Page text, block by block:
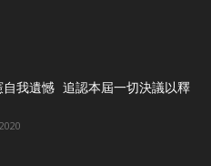
自我遺憾 追認本屆一切決議以釋